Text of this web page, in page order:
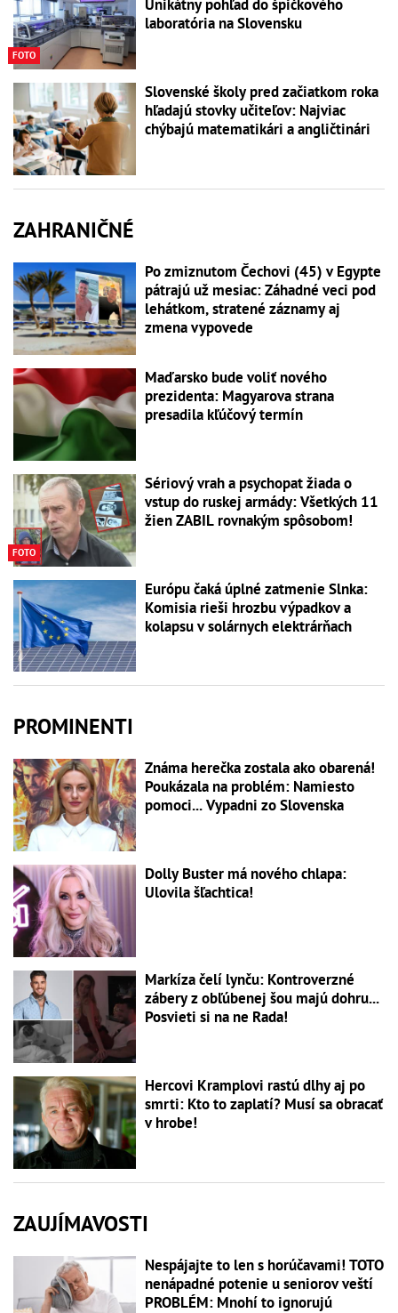
FOTO
Unikátny pohľad do špičkového
laboratória na Slovensku
Slovenské školy pred začiatkom roka
hľadajú stovky učiteľov: Najviac
chýbajú matematikári a angličtinári
ZAHRANIČNÉ
Po zmiznutom Čechovi (45) v Egypte
pátrajú už mesiac: Záhadné veci pod
lehátkom, stratené záznamy aj
zmena vypovede
Maďarsko bude voliť nového
prezidenta: Magyarova strana
presadila kľúčový termín
FOTO
Sériový vrah a psychopat žiada o
vstup do ruskej armády: Všetkých 11
žien ZABIL rovnakým spôsobom!
Európu čaká úplné zatmenie Slnka:
Komisia rieši hrozbu výpadkov a
kolapsu v solárnych elektrárňach
PROMINENTI
Známa herečka zostala ako obarená!
Poukázala na problém: Namiesto
pomoci... Vypadni zo Slovenska
Dolly Buster má nového chlapa:
Ulovila šľachtica!
Markíza čelí lynču: Kontroverzné
zábery z obľúbenej šou majú dohru...
Posvieti si na ne Rada!
Hercovi Kramplovi rastú dlhy aj po
smrti: Kto to zaplatí? Musí sa obracať
v hrobe!
ZAUJÍMAVOSTI
Nespájajte to len s horúčavami! TOTO
nenápadné potenie u seniorov veští
PROBLÉM: Mnohí to ignorujú